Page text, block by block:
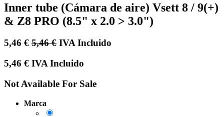
Inner tube (Cámara de aire) Vsett 8 / 9(+)
& Z8 PRO (8.5" x 2.0 > 3.0")
5,46 € 5,46€ IVA Incluido
5,46 € IVA Incluido
Not Available For Sale
Marca